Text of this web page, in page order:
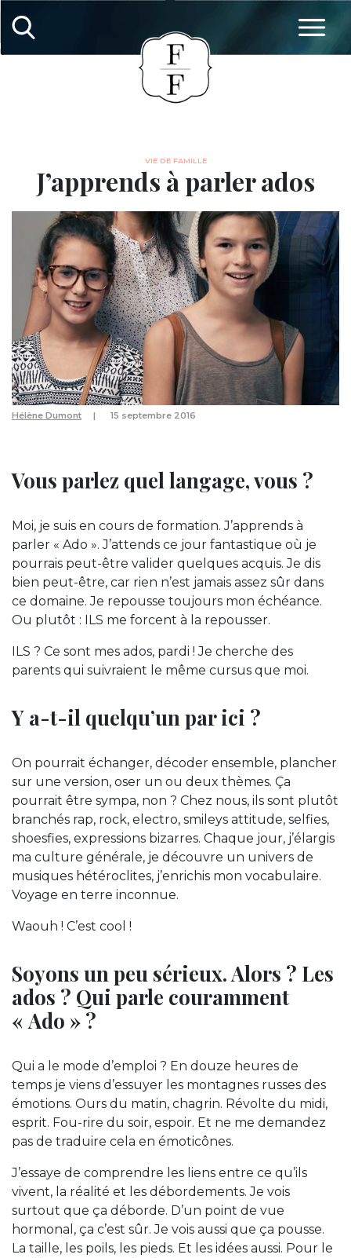
VIE DE FAMILLE
J’apprends à parler ados
Hélène Dumont 15 septembre 2016
Vous parlez quel langage, vous ?
Moi, je suis en cours de formation. J’apprends à
parler « Ado ». J’attends ce jour fantastique où je
pourrais peut-être valider quelques acquis. Je dis
bien peut-être, car rien n’est jamais assez sûr dans
ce domaine. Je repousse toujours mon échéance.
Ou plutôt : ILS me forcent à la repousser.
ILS ? Ce sont mes ados, pardi ! Je cherche des
parents qui suivraient le même cursus que moi.
Y a-t-il quelqu’un par ici ?
On pourrait échanger, décoder ensemble, plancher
sur une version, oser un ou deux thèmes. Ça
pourrait être sympa, non ? Chez nous, ils sont plutôt
branchés rap, rock, electro, smileys attitude, selfies,
shoesfies, expressions bizarres. Chaque jour, j’élargis
ma culture générale, je découvre un univers de
musiques hétéroclites, j’enrichis mon vocabulaire.
Voyage en terre inconnue.
Waouh ! C’est cool !
Soyons un peu sérieux. Alors ? Les
ados ? Qui parle couramment
« Ado » ?
Qui a le mode d’emploi ? En douze heures de
temps je viens d’essuyer les montagnes russes des
émotions. Ours du matin, chagrin. Révolte du midi,
esprit. Fou-rire du soir, espoir. Et ne me demandez
pas de traduire cela en émoticônes.
J’essaye de comprendre les liens entre ce qu’ils
vivent, la réalité et les débordements. Je vois
surtout que ça déborde. D’un point de vue
hormonal, ça c’est sûr. Je vois aussi que ça pousse.
La taille, les poils, les pieds. Et les idées aussi. Pour le